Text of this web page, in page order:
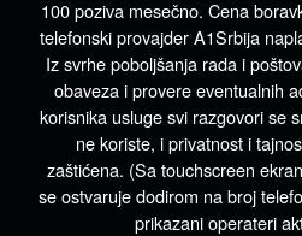
100 poziva mesečno. Cena
telefonski provajder A1Srbija
Iz svrhe poboljšanja rada i
obaveza i provere eventualnih
korisnika usluge svi razgovori se
ne koriste, i privatnost i
zaštićena. (Sa touchscreen
se ostvaruje dodirom na broj
prikazani operateri